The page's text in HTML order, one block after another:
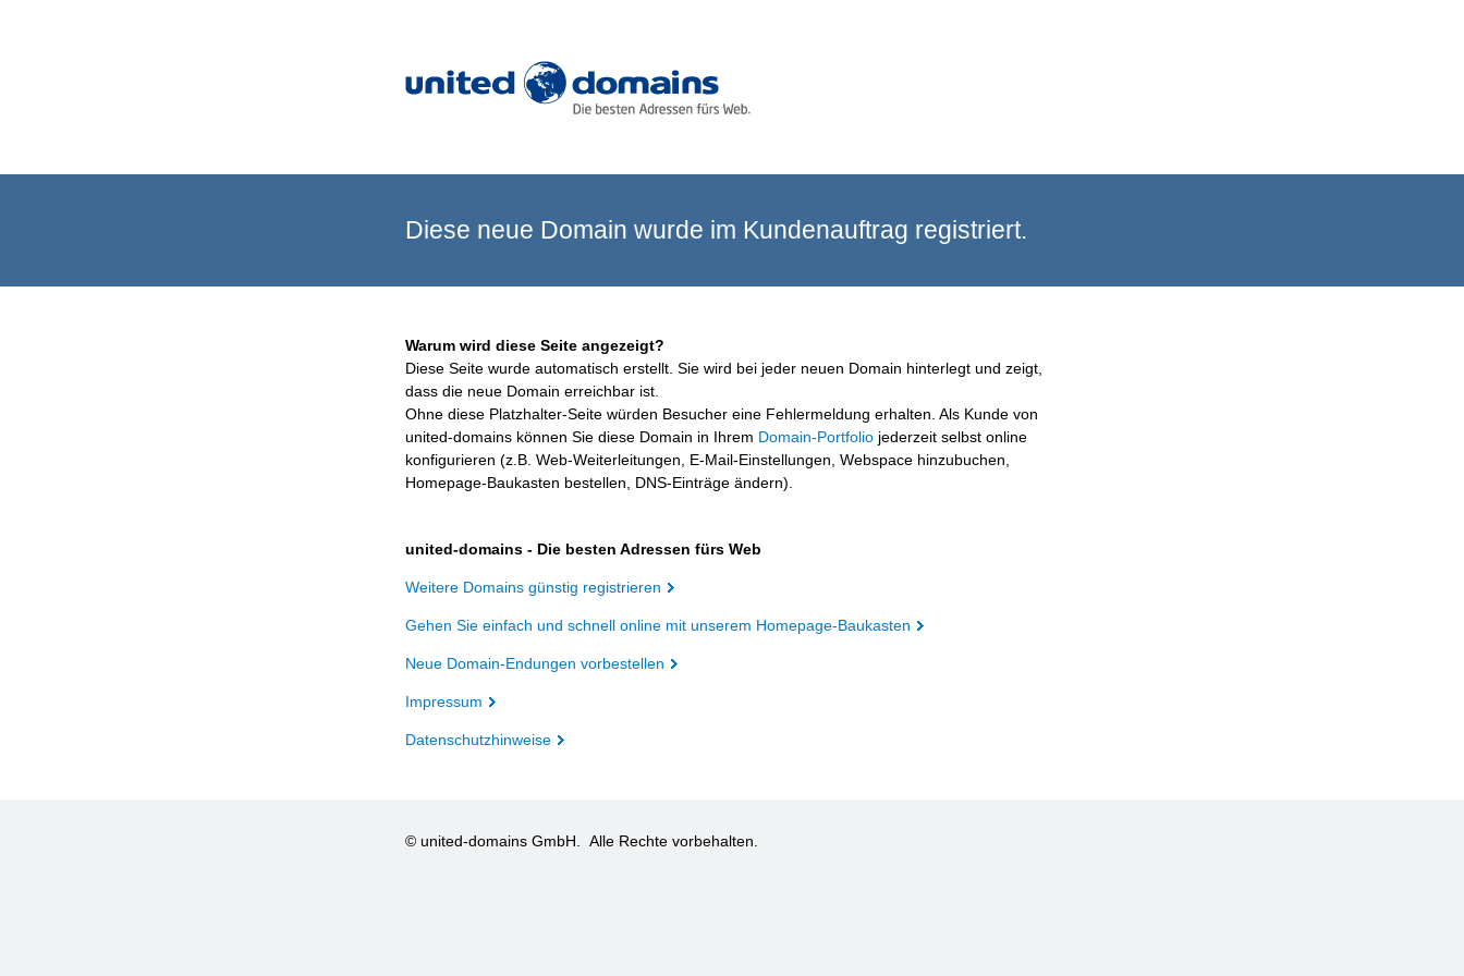
Diese neue Domain wurde im Kundenauftrag registriert.
Warum wird diese Seite angezeigt?
Diese Seite wurde automatisch erstellt. Sie wird bei jeder neuen Domain hinterlegt und zeigt,
dass die neue Domain erreichbar ist.
Ohne diese Platzhalter-Seite würden Besucher eine Fehlermeldung erhalten. Als Kunde von
united-domains können Sie diese Domain in Ihrem Domain-Portfolio jederzeit selbst online
konfigurieren (z.B. Web-Weiterleitungen, E-Mail-Einstellungen, Webspace hinzubuchen,
Homepage-Baukasten bestellen, DNS-Einträge ändern).
united-domains - Die besten Adressen fürs Web
Weitere Domains günstig registrieren
Gehen Sie einfach und schnell online mit unserem Homepage-Baukasten
Neue Domain-Endungen vorbestellen
Impressum
Datenschutzhinweise
© united-domains GmbH. Alle Rechte vorbehalten.